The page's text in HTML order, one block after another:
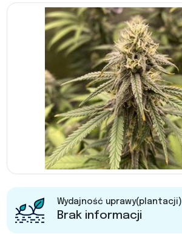
Wydajność uprawy(plantacji)
Brak informacji